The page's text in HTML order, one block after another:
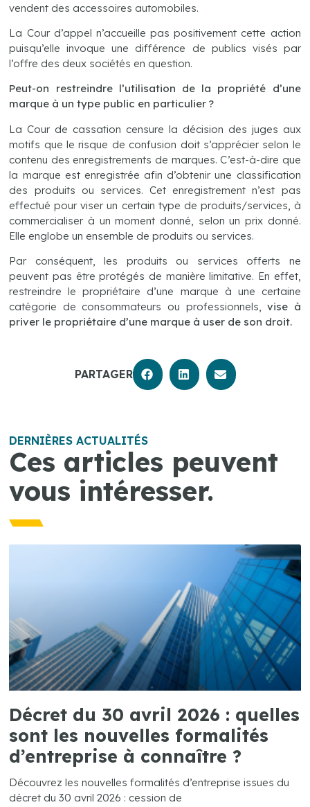
vendent des accessoires automobiles.
La Cour d’appel n’accueille pas positivement cette action
puisqu’elle invoque une différence de publics visés par
l’offre des deux sociétés en question.
Peut-on restreindre l’utilisation de la propriété d’une
marque à un type public en particulier ?
La Cour de cassation censure la décision des juges aux
motifs que le risque de confusion doit s’apprécier selon le
contenu des enregistrements de marques. C’est-à-dire que
la marque est enregistrée afin d’obtenir une classification
des produits ou services. Cet enregistrement n’est pas
effectué pour viser un certain type de produits/services, à
commercialiser à un moment donné, selon un prix donné.
Elle englobe un ensemble de produits ou services.
Par conséquent, les produits ou services offerts ne
peuvent pas être protégés de manière limitative. En effet,
restreindre le propriétaire d’une marque à une certaine
catégorie de consommateurs ou professionnels,vise à
priver le propriétaire d’une marque à user de son droit.
PARTAGER
DERNIÈRES ACTUALITÉS
Ces articles peuvent
vous intéresser.
Décret du 30 avril 2026 : quelles
sont les nouvelles formalités
d’entreprise à connaître ?
Découvrez les nouvelles formalités d’entreprise issues du
décret du 30 avril 2026 : cession de